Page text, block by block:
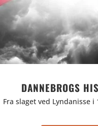
DANNEBROGS
Fra slaget ved Lyndanisse i